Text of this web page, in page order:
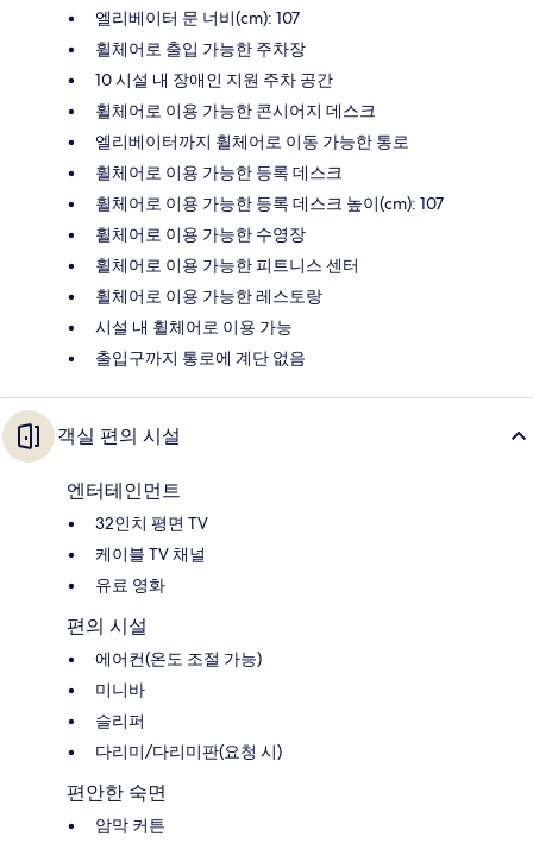
엘리베이터 문 너비(cm): 107
휠체어로 출입 가능한 주차장
10 시설 내 장애인 지원 주차 공간
휠체어로 이용 가능한 콘시어지 데스크
엘리베이터까지 휠체어로 이동 가능한 통로
휠체어로 이용 가능한 등록 데스크
휠체어로 이용 가능한 등록 데스크 높이(cm): 107
휠체어로 이용 가능한 수영장
휠체어로 이용 가능한 피트니스 센터
휠체어로 이용 가능한 레스토랑
시설 내 휠체어로 이용 가능
출입구까지 통로에 계단 없음
객실 편의 시설
엔터테인먼트
32인치 평면 TV
케이블 TV 채널
유료 영화
편의 시설
에어컨(온도 조절 가능)
미니바
슬리퍼
다리미/다리미판(요청 시)
편안한 숙면
암막 커튼